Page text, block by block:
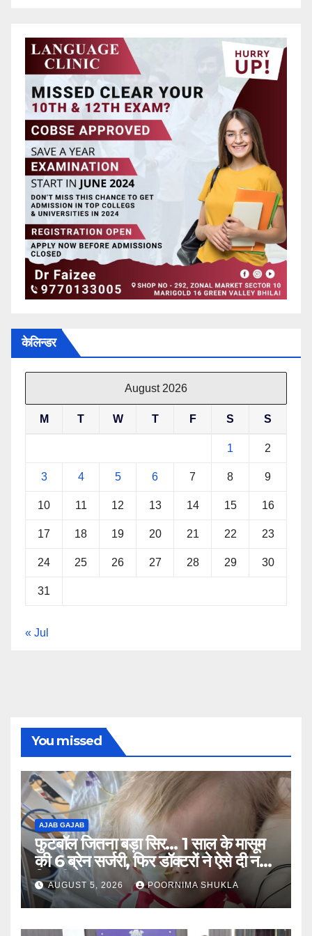
केलिन्डर
August 2026
M T W T F S S
1 2
3 4 5 6 7 8 9
10 11 12 13 14 15 16
17 18 19 20 21 22 23
24 25 26 27 28 29 30
31
« Jul
You missed
AJAB GAJAB
फुटबॉल जितना बड़ा सिर… 1 साल के मासूम
की 6 ब्रेन सर्जरी, फिर डॉक्टरों ने ऐसे दी नई
जिंदगी…
AUGUST 5, 2026 POORNIMA SHUKLA